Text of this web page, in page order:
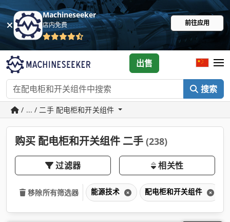
Machineseeker
店内免费 前往应用
搜索
出售
/ ... / 二手 配电柜和开关组件
购买 配电柜和开关组件 二手 (238)
过滤器 相关性
移除所有筛选器 能源技术 配电柜和开关组件